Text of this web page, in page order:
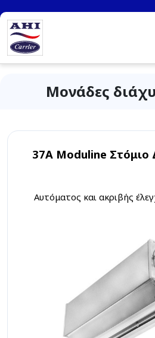
Μονάδες
37A Moduline Στόμιο
Αυτόματος και ακριβής